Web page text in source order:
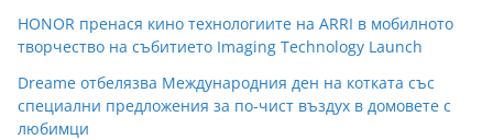
HONOR пренася кино технологиите на ARRI в мобилното
творчество на събитието Imaging Technology Launch
Dreame отбелязва Международния ден на котката със
специални предложения за по-чист въздух в домовете с
любимци